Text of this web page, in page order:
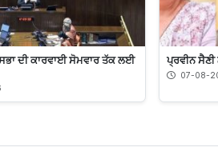
ਦੀ ਕਾਰਵਾਈ ਸੋਮਵਾਰ ਤੱਕ ਲਈ
ਪ੍ਰਵੀਨ
07-08-